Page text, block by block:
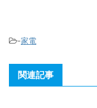
-家電
関連記事